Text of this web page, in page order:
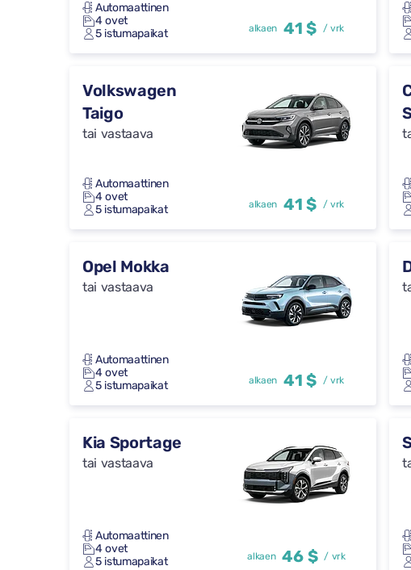
Automaattinen
4 ovet
5 istumapaikat
alkaen 41 $ / vrk
Volkswagen
Taigo
tai vastaava
Automaattinen
4 ovet
5 istumapaikat
alkaen 41 $ / vrk
Opel Mokka
tai vastaava
Automaattinen
4 ovet
5 istumapaikat
alkaen 41 $ / vrk
Kia Sportage
tai vastaava
Automaattinen
4 ovet
5 istumapaikat
alkaen 46 $ / vrk